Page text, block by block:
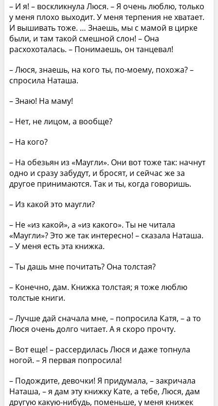
– И я! – воскликнула Люся. – Я очень люблю, только
у меня плохо выходит. У меня терпения не хватает.
И вышивать тоже. … Знаешь, мы с мамой в цирке
были, и там такой смешной слон! – Она
расхохоталась. – Понимаешь, он танцевал!
– Люся, знаешь, на кого ты, по-моему, похожа? –
спросила Наташа.
– Знаю! На маму!
– Нет, не лицом, а вообще?
– На кого?
– На обезьян из «Маугли». Они вот тоже так: начнут
одно и сразу забудут, и бросят, и сейчас же за
другое принимаются. Так и ты, когда говоришь.
– Из какой это маугли?
– Не «из какой», а «из какого». Ты не читала
«Маугли»? Это же так интересно! – сказала Наташа.
– У меня есть эта книжка.
– Ты дашь мне почитать? Она толстая?
– Конечно, дам. Книжка толстая; я тоже люблю
толстые книги.
– Лучше дай сначала мне, – попросила Катя, – а то
Люся очень долго читает. А я скоро прочту.
– Вот еще! – рассердилась Люся и даже топнула
ногой. – Я первая попросила!
– Подождите, девочки! Я придумала, – закричала
Наташа, – я дам эту книжку Кате, а тебе, Люся, дам
другую какую-нибудь, поменьше, у меня книжек